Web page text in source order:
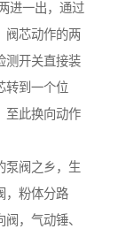
进一出，通过
阀芯动作的两
测开关直接装
转到一个位
至此换向动作
泵阀之乡，生
，粉体分路
，气动锤、